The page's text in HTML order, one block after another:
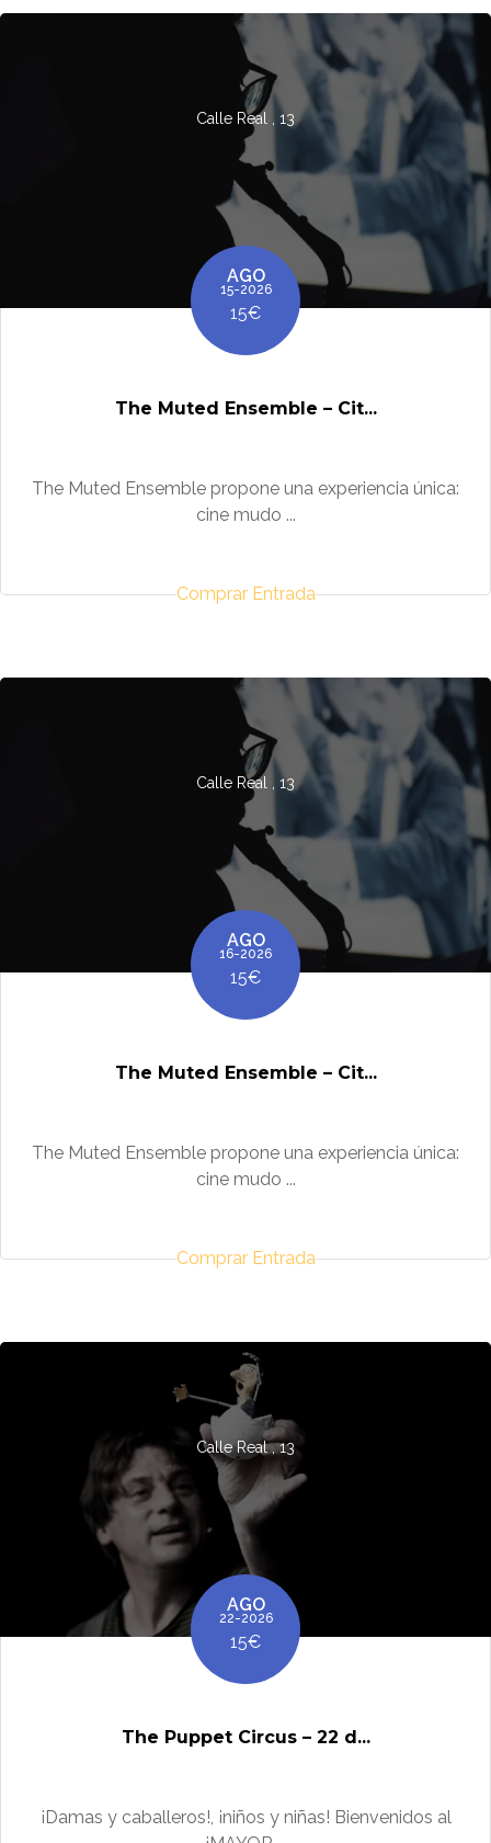
Calle Real , 13
AGO
22-2026
15€
The Puppet Circus – 22 d...
¡Damas y caballeros!, ¡niños y niñas! Bienvenidos al
Calle Real , 13
AGO
16-2026
15€
The Muted Ensemble – Cit...
The Muted Ensemble propone una experiencia única:
cine mudo ...
Comprar Entrada
Calle Real , 13
AGO
15-2026
15€
The Muted Ensemble – Cit...
The Muted Ensemble propone una experiencia única:
cine mudo ...
Comprar Entrada